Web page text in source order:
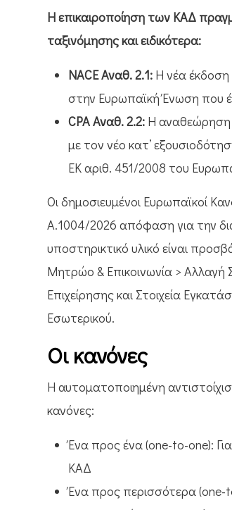
Η επικαιροποίηση των ΚΑΔ
ταξινόμησης και ειδικότερα:
NACE Αναθ. 2.1: Η νέα
στην Ευρωπαϊκή Ένωση που
CPA Αναθ. 2.2: Η αναθεώρηση
με τον νέο κατ’
ΕΚ αριθ. 451/2008 του
Οι δημοσιευμένοι Ευρωπαϊκοί
Α.1004/2026 απόφαση για την
υποστηρικτικό υλικό είναι
Μητρώο & Επικοινωνία > Αλλαγή
Επιχείρησης και Στοιχεία
Εσωτερικού.
Οι κανόνες
Η αυτοματοποιημένη
κανόνες:
Ένα προς ένα (one-to-one):
ΚΑΔ
Ένα προς περισσότερα (one-